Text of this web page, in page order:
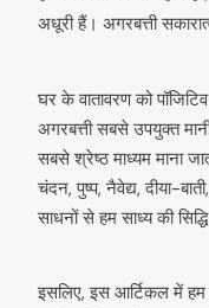
अधूरी हैं। अगरबत्ती
घर के वातावरण को
अगरबत्ती सबसे उपयुक्त मानी
सबसे श्रेष्ठ माध्यम माना
चंदन, पुष्प, नैवेद्य, दीया-
साधनों से हम साध्य की
इसलिए, इस आर्टिकल में